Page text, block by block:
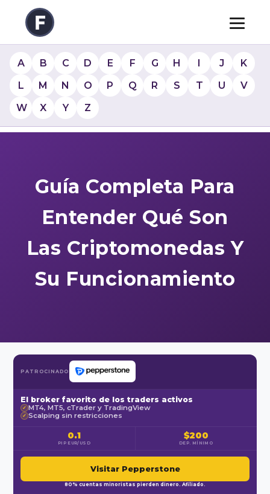
A B C D E F G H I J
K
L
M N O P Q R S T U
V
W
X Y Z
Guía Completa Para
Entender Qué Son
Las Criptomonedas Y
Su Funcionamiento
PATROCINADO
El broker favorito de los traders activos
✓ MT4, MT5, cTrader y TradingView
✓ Scalping sin restricciones
0.1
PIP EUR/USD
$200
DEP. MÍNIMO
Visitar Pepperstone
80% cuentas minoristas pierden dinero. Afiliado.